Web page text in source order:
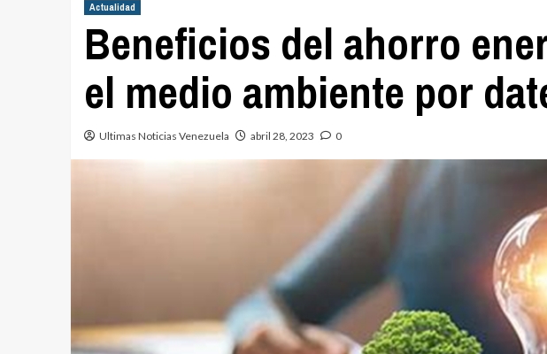
Actualidad
Beneficios del ahorro
el medio ambiente por
Ultimas Noticias Venezuela abril 28, 2023 0